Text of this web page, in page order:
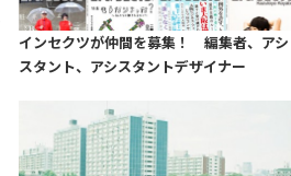
インセクツが仲間を募集！ 編集者、アシ
スタント、アシスタントデザイナー